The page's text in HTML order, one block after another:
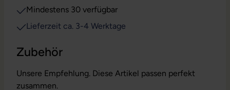
Mindestens 30 verfügbar
Lieferzeit ca. 3-4 Werktage
Zubehör
Unsere Empfehlung. Diese Artikel passen perfekt
zusammen.